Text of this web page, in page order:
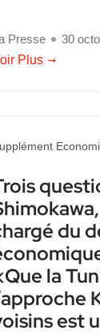
Presse
30
Plus
du
la
est